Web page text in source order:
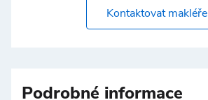
Kontaktovat makléře
Podrobné informace